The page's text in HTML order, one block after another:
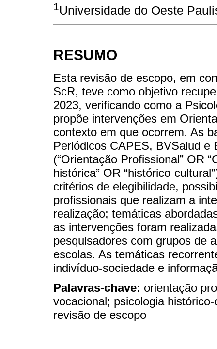
1Universidade do Oeste
RESUMO
Esta revisão de escopo, em
ScR, teve como objetivo
2023, verificando como a
propõe intervenções em
contexto em que ocorrem. As
Periódicos CAPES, BVSalud
(“Orientação Profissional” OR
histórica” OR “histórico-
critérios de elegibilidade,
profissionais que realizam a
realização; temáticas
as intervenções foram
pesquisadores com grupos de
escolas. As temáticas
indivíduo-sociedade e
Palavras-chave: orientação
vocacional; psicologia
revisão de escopo